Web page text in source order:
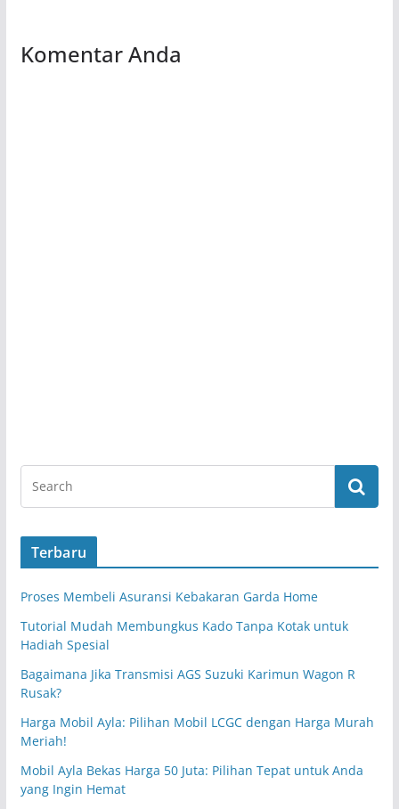
Komentar Anda
Terbaru
Proses Membeli Asuransi Kebakaran Garda Home
Tutorial Mudah Membungkus Kado Tanpa Kotak untuk
Hadiah Spesial
Bagaimana Jika Transmisi AGS Suzuki Karimun Wagon R
Rusak?
Harga Mobil Ayla: Pilihan Mobil LCGC dengan Harga Murah
Meriah!
Mobil Ayla Bekas Harga 50 Juta: Pilihan Tepat untuk Anda
yang Ingin Hemat